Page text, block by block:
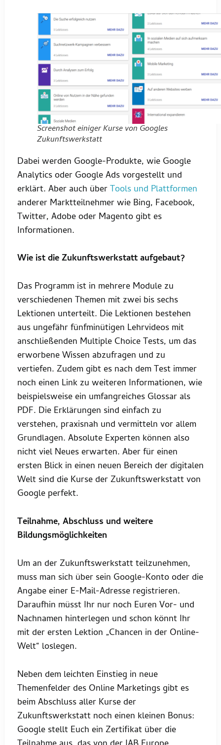
Screenshot einiger Kurse von Googles
Zukunftswerkstatt
Dabei werden Google-Produkte, wie Google
Analytics oder Google Ads vorgestellt und
erklärt. Aber auch überTools und Plattformen
anderer Marktteilnehmer wie Bing, Facebook,
Twitter, Adobe oder Magento gibt es
Informationen.
Wie ist die Zukunftswerkstatt aufgebaut?
Das Programm ist in mehrere Module zu
verschiedenen Themen mit zwei bis sechs
Lektionen unterteilt. Die Lektionen bestehen
aus ungefähr fünfminütigen Lehrvideos mit
anschließenden Multiple Choice Tests, um das
erworbene Wissen abzufragen und zu
vertiefen. Zudem gibt es nach dem Test immer
noch einen Link zu weiteren Informationen, wie
beispielsweise ein umfangreiches Glossar als
PDF. Die Erklärungen sind einfach zu
verstehen, praxisnah und vermitteln vor allem
Grundlagen. Absolute Experten können also
nicht viel Neues erwarten. Aber für einen
ersten Blick in einen neuen Bereich der digitalen
Welt sind die Kurse der Zukunftswerkstatt von
Google perfekt.
Teilnahme, Abschluss und weitere
Bildungsmöglichkeiten
Um an der Zukunftswerkstatt teilzunehmen,
muss man sich über sein Google-Konto oder die
Angabe einer E-Mail-Adresse registrieren.
Daraufhin müsst Ihr nur noch Euren Vor- und
Nachnamen hinterlegen und schon könnt Ihr
mit der ersten Lektion „Chancen in der Online-
Welt“ loslegen.
Neben dem leichten Einstieg in neue
Themenfelder des Online Marketings gibt es
beim Abschluss aller Kurse der
Zukunftswerkstatt noch einen kleinen Bonus:
Google stellt Euch ein Zertifikat über die